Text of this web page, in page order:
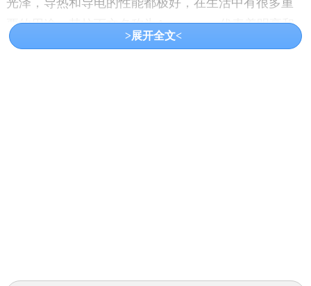
光泽，导热和导电的性能都极好，在生活中有很多重
要的用途，其拉丁文名称为Argentum，代表着明亮和
浅色的意思。
>展开全文<